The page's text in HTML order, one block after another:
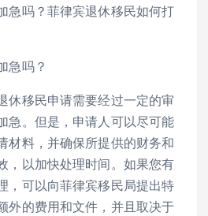
急吗？菲律宾退休移民如何打
急吗？
休移民申请需要经过一定的审
急。但是，申请人可以尽可能
材料，并确保所提供的财务和
，以加快处理时间。如果您有
，可以向菲律宾移民局提出特
外的费用和文件，并且取决于